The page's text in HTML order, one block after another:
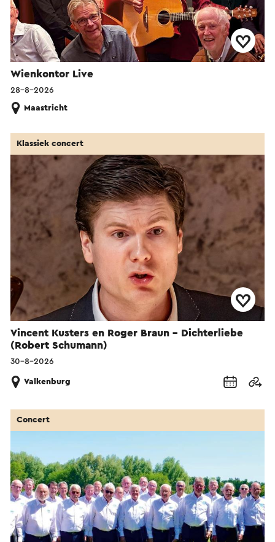
Wienkontor Live
28-8-2026
Maastricht
Vincent Kusters en Roger Braun - Dichterliebe
(Robert Schumann)
Klassiek concert
30-8-2026
Valkenburg
Concert